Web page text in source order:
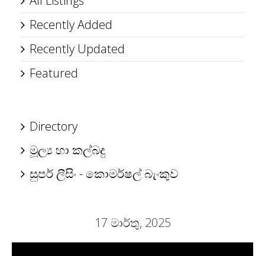
Recently Added
Recently Updated
Featured
Directory
මූල්‍ය හා කල්බදු
සුපර් ලීසිං - කොමර්ෂල් බැංකුව
17 මාර්තු, 2025